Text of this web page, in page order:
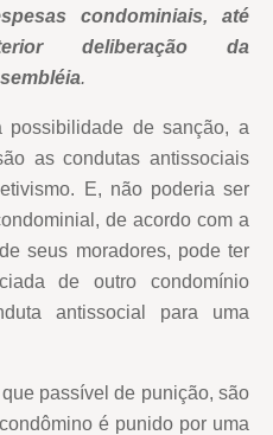
condominiais, até
deliberação da
.
possibilidade de sanção, a
as condutas antissociais
E, não poderia ser
de acordo com a
seus moradores, pode ter
de outro condomínio
antissocial para uma
passível de punição, são
é punido por uma